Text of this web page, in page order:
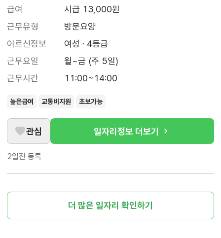
급여
시급 13,000원
근무유형
방문요양
어르신정보
여성 · 4등급
근무요일
월~금 (주 5일)
근무시간
11:00~14:00
높은급여 교통비지원 초보가능
관심 일자리정보 더보기
2일전 등록
더 많은 일자리 확인하기